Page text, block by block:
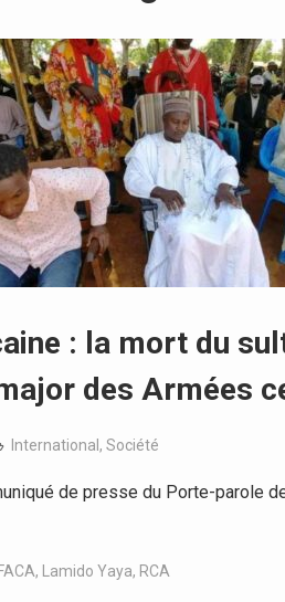
: la mort du
des Armées
International , Société
de presse du Porte-parole
FACA, Lamido Yaya, RCA